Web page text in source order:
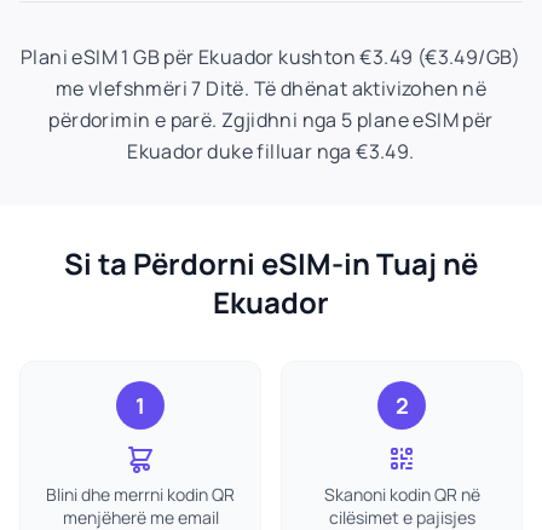
Plani eSIM 1 GB për Ekuador kushton €3.49 (€3.49/GB)
me vlefshmëri 7 Ditë. Të dhënat aktivizohen në
përdorimin e parë. Zgjidhni nga 5 plane eSIM për
Ekuador duke filluar nga €3.49.
Si ta Përdorni eSIM-in Tuaj në
Ekuador
1
Blini dhe merrni kodin QR
menjëherë me email
2
Skanoni kodin QR në
cilësimet e pajisjes